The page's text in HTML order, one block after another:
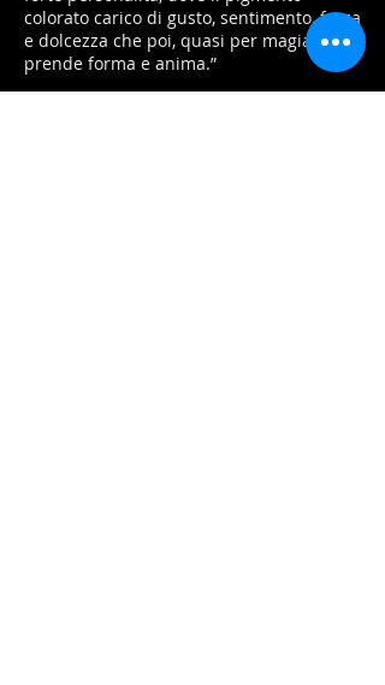
colorato carico di gusto, sentimento, forza
e dolcezza che poi, quasi per magia
prende forma e anima.”